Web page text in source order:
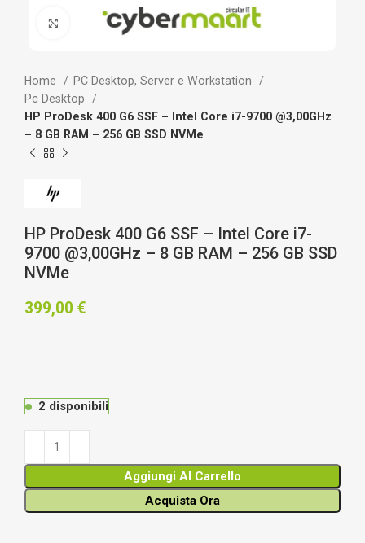
Clicca per ingrandire
Home
PC Desktop, Server e Workstation
Pc Desktop
HP ProDesk 400 G6 SSF – Intel Core i7-9700 @3,00GHz
– 8 GB RAM – 256 GB SSD NVMe
HP ProDesk 400 G6 SSF – Intel Core i7-
9700 @3,00GHz – 8 GB RAM – 256 GB SSD
NVMe
399,00 €
2 disponibili
Aggiungi Al Carrello
Acquista Ora